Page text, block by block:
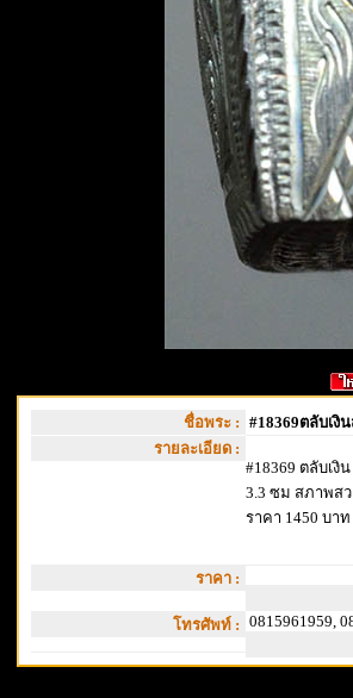
ชื่อพระ : #18369ตลับเงิ
รายละเอียด :
#18369 ตลับเงิ
3.3 ซม สภาพส
ราคา 1450 บาท
ราคา :
โทรศัพท์ : 0815961959,